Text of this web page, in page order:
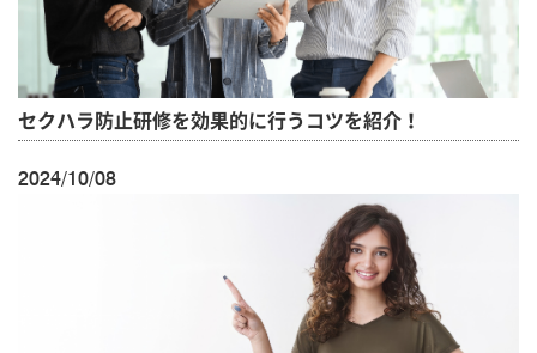
セクハラ防止研修を効果的に行うコツを紹介！
2024/10/08